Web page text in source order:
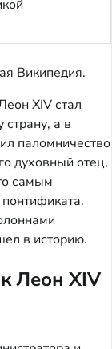
Википедия.
XIV стал
а в
паломничество
духовный отец,
самым
в историю.
Леон XIV